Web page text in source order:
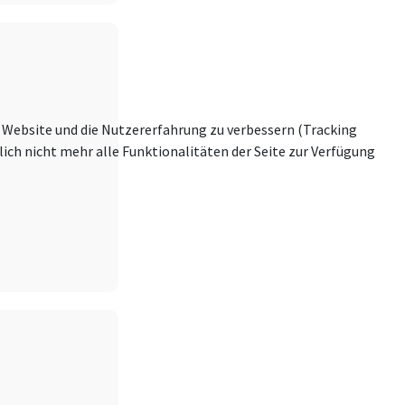
und die Nutzererfahrung zu verbessern (Tracking
nicht mehr alle Funktionalitäten der Seite zur Verfügung